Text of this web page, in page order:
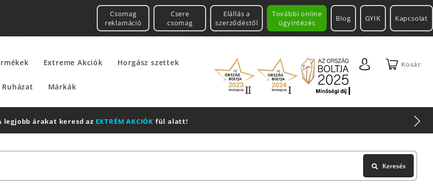
További online
ügyintézés
Csomag
reklamáció
Csere
csomag
Elállás a
szerződéstől
Blog GYIK Kapcsolat
Extreme Akciók Horgász szettek
Márkák
Kosár
legjobb árakat keresd az EXTRÉM AKCIÓK fül alatt!
Keresés